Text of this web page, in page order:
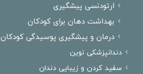
ارتودنسی پیشگیری
بهداشت دهان برای کودکان
درمان و پیشگیری پوسیدگی کودکان
دندانپزشکی نوین
سفید کردن و زیبایی دندان